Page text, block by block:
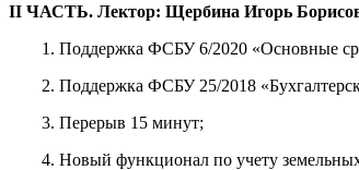
II ЧАСТЬ. Лектор: Щербина Игорь
1. Поддержка ФСБУ 6/2020 «Основные
2. Поддержка ФСБУ 25/2018
3. Перерыв 15 минут;
4. Новый функционал по учету